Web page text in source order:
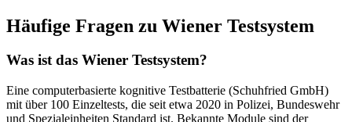
Häufige Fragen zu Wiener Testsystem
Was ist das Wiener Testsystem?
Eine computerbasierte kognitive Testbatterie (Schuhfried GmbH)
mit über 100 Einzeltests, die seit etwa 2020 in Polizei, Bundeswehr
und Spezialeinheiten Standard ist. Bekannte Module sind der